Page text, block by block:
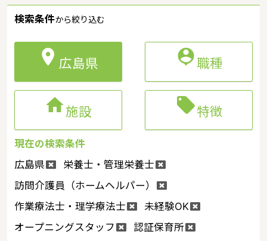
検索条件から絞り込む
 広島県 職種
施設 特徴
現在の検索条件
広島県
栄養士・管理栄養士
訪問介護員（ホームヘルパー）
作業療法士・理学療法士
未経験OK
オープニングスタッフ
認証保育所